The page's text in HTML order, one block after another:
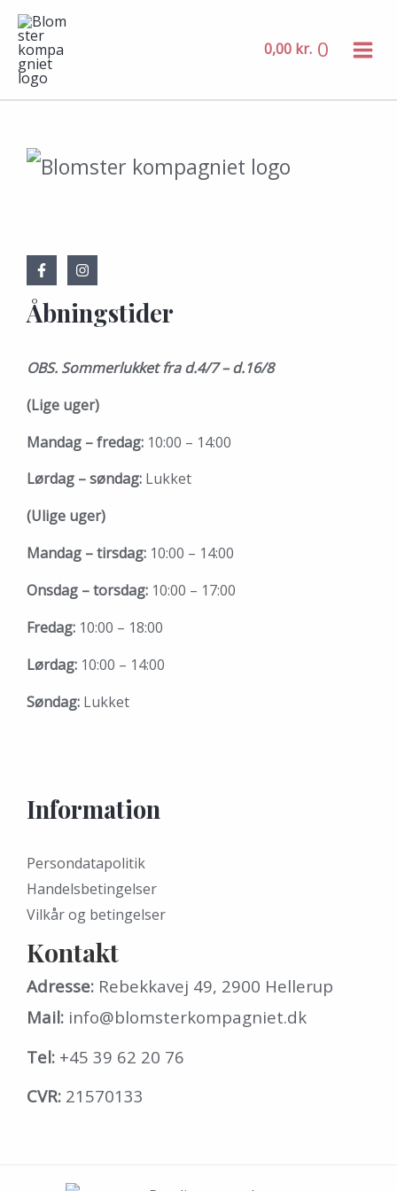
indholdet
0,00 kr. 0
Åbningstider
OBS. Sommerlukket fra d.4/7 – d.16/8
(Lige uger)
Mandag – fredag: 10:00 – 14:00
Lørdag – søndag: Lukket
(Ulige uger)
Mandag – tirsdag: 10:00 – 14:00
Onsdag – torsdag: 10:00 – 17:00
Fredag: 10:00 – 18:00
Lørdag: 10:00 – 14:00
Søndag: Lukket
Information
Persondatapolitik
Handelsbetingelser
Vilkår og betingelser
Kontakt
Adresse: Rebekkavej 49, 2900 Hellerup
Mail: info@blomsterkompagniet.dk
Tel: +45 39 62 20 76
CVR: 21570133